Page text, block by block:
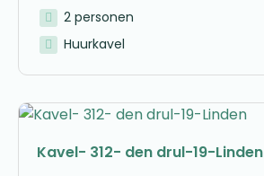
2 personen
Huurkavel
Kavel- 312- den drul-19-Linden